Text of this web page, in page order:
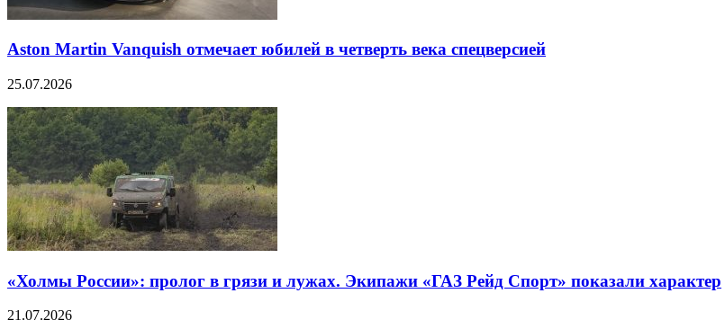
Aston Martin Vanquish отмечает юбилей в четверть века спецверсией
25.07.2026
«Холмы России»: пролог в грязи и лужах. Экипажи «ГАЗ Рейд Спорт» показали характер
21.07.2026